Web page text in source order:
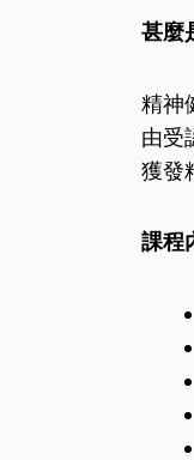
甚麼
精神
由受
獲發
課程